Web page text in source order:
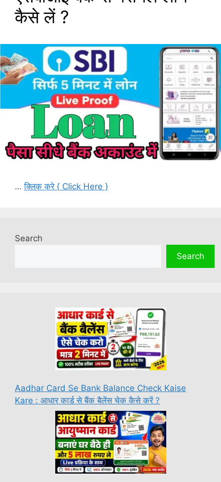
कैसे लें ?
…क्लिक करे { Click Here }
Search
Search
Aadhar Card Se Bank Balance Check Kaise
Kare : आधार कार्ड से बैंक बैलेंस चेक कैसे करें ?